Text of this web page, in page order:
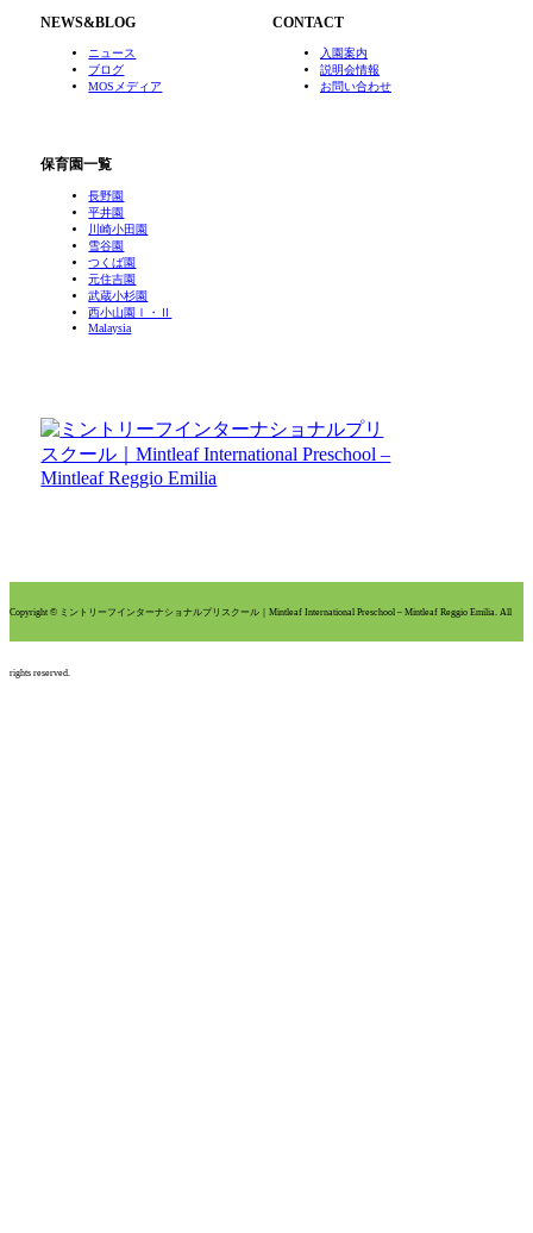
NEWS&BLOG
ニュース
ブログ
MOSメディア
CONTACT
入園案内
説明会情報
お問い合わせ
保育園一覧
長野園
平井園
川崎小田園
雪谷園
つくば園
元住吉園
武蔵小杉園
西小山園Ⅰ・Ⅱ
Malaysia
Copyright © ミントリーフインターナショナルプリスクール｜Mintleaf International Preschool – Mintleaf Reggio Emilia. All
rights reserved.